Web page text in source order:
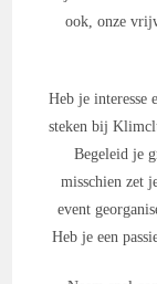
ook, onze
Heb je interesse
steken bij
Begeleid je
misschien zet
event
Heb je een